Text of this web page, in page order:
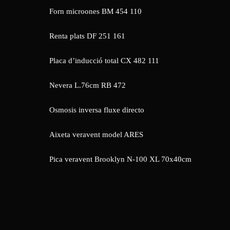
Forn microones BM 454 110
Renta plats DF 251 161
Placa d’inducció total CX 482 111
Nevera L.76cm RB 472
Osmosis inversa fluxe directo
Aixeta veravent model ARES
Pica veravent Brooklyn N-100 XL 70x40cm